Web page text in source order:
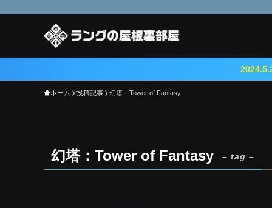
2024.5.23 『鳴潮（メイチ
ホーム 投稿記事 幻塔：Tower of Fantasy
幻塔：Tower of Fantasy – tag –